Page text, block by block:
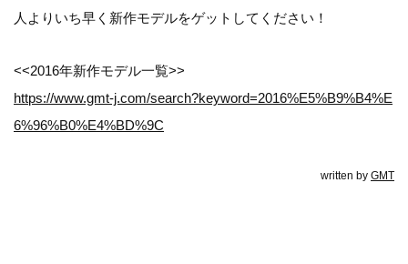
人よりいち早く新作モデルをゲットしてください！
<<2016年新作モデル一覧>>
https://www.gmt-j.com/search?keyword=2016%E5%B9%B4%E
6%96%B0%E4%BD%9C
written by GMT